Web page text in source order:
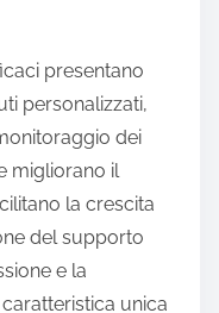
presentano
personalizzati,
dei
migliorano il
la crescita
del supporto
e la
unica